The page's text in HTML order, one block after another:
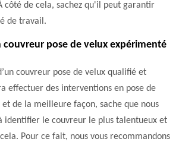
côté de cela, sachez qu'il peut garantir
de travail.
pose de velux expérimenté
couvreur pose de velux qualifié et
effectuer des interventions en pose de
de la meilleure façon, sache que nous
identifier le couvreur le plus talentueux et
Pour ce fait, nous vous recommandons